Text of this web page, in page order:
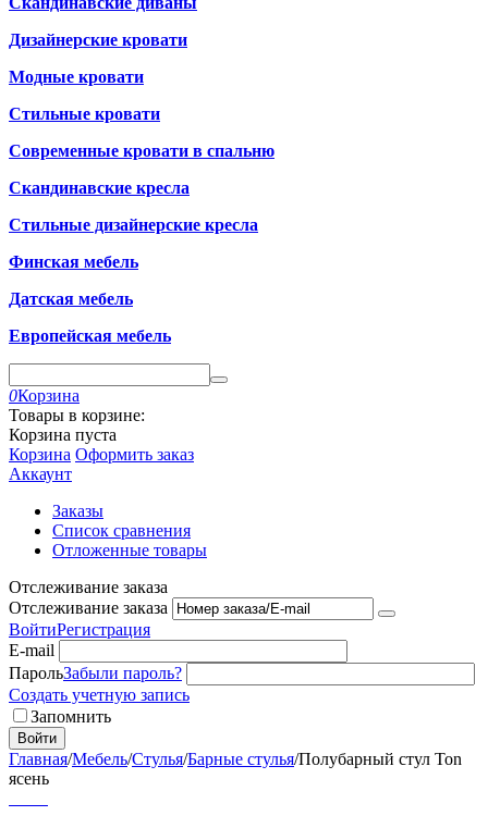
Дизайнерские кровати
Модные кровати
Стильные кровати
Современные кровати в спальню
Скандинавские кресла
Стильные дизайнерские кресла
Финская мебель
Датская мебель
Европейская мебель
0Корзина
Товары в корзине:
Корзина пуста
Корзина Оформить заказ
Аккаунт
Заказы
Список сравнения
Отложенные товары
Отслеживание заказа
Отслеживание заказа
ВойтиРегистрация
E-mail
ПарольЗабыли пароль?
Создать учетную запись
Запомнить
Войти
Главная/Мебель/Стулья/Барные стулья/Полубарный стул Ton
ясень